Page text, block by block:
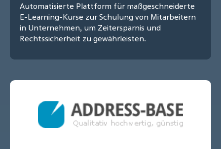
Automatisierte Plattform für maßgeschneiderte
E-Learning-Kurse zur Schulung von Mitarbeitern
in Unternehmen, um Zeitersparnis und
Rechtssicherheit zu gewährleisten.